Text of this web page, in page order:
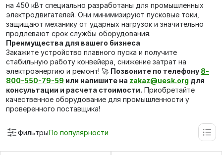
на 450 кВт специально разработаны для промышленных
электродвигателей. Они минимизируют пусковые токи,
защищают механику от ударных нагрузок и значительно
продлевают срок службы оборудования.
Преимущества для вашего бизнеса
Закажите устройство плавного пуска и получите
стабильную работу конвейера, снижение затрат на
электроэнергию и ремонт! 🚀 Позвоните по телефону 8-
800-550-79-59 или напишите на zakaz@uesk.org для
консультации и расчета стоимости. Приобретайте
качественное оборудование для промышленности у
проверенного поставщика!
ФильтрыПо популярности